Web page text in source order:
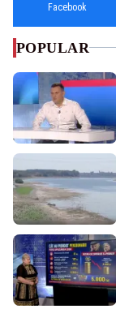
Facebook
POPULAR